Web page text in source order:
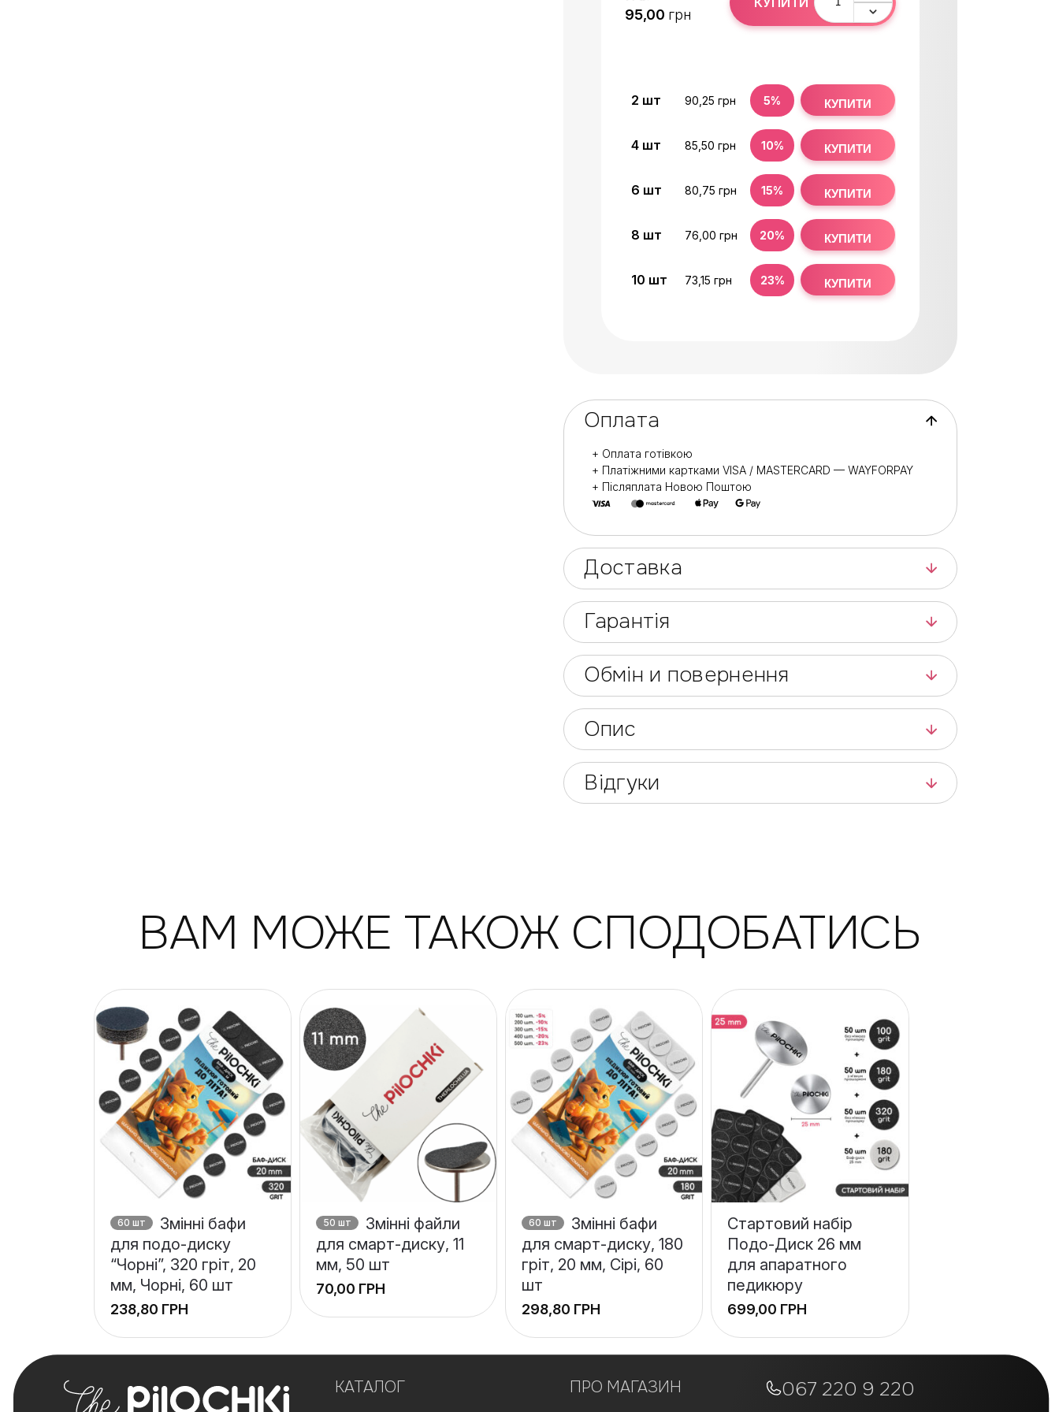
грн
2 шт 90,25 грн 5% КУПИТИ
4 шт 85,50 грн 10% КУПИТИ
6 шт 80,75 грн 15% КУПИТИ
8 шт 76,00 грн 20% КУПИТИ
10 шт 73,15 грн 23% КУПИТИ
Оплата
+ Оплата готівкою
+ Платіжними картками VISA / MASTERCARD — WAYFORPAY
+ Післяплата Новою Поштою
Доставка
Гарантія
Обмін и повернення
Опис
Відгуки
ВАМ МОЖЕ ТАКОЖ СПОДОБАТИСЬ
60 шт
Змінні бафи
для подо-диску
“Чорні”, 320 гріт, 20
мм, Чорні, 60 шт
ГРН
−
50 шт
Змінні файли
для смарт-диску, 11
мм, 50 шт
ГРН
60 шт
Змінні бафи
для смарт-диску, 180
гріт, 20 мм, Сірі, 60
шт
ГРН
Стартовий набір
Подо-Диск 26 мм
для апаратного
педикюру
ГРН
КАТАЛОГ ПРО МАГАЗИН 067 220 9 220